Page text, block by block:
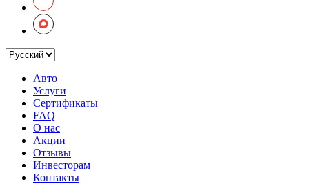
Авто
Услуги
Сертификаты
FAQ
О нас
Акции
Отзывы
Инвесторам
Контакты